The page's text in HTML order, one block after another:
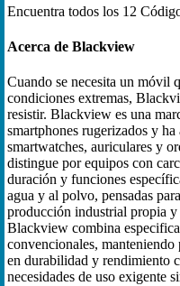
Encuentra todos los 12
Acerca de Blackview
Cuando se necesita un móvil
condiciones extremas,
resistir. Blackview es una
smartphones rugerizados y
smartwatches, auriculares y
distingue por equipos con
duración y funciones
agua y al polvo, pensadas
producción industrial propia y
Blackview combina
convencionales,
en durabilidad y rendimiento
necesidades de uso exigente